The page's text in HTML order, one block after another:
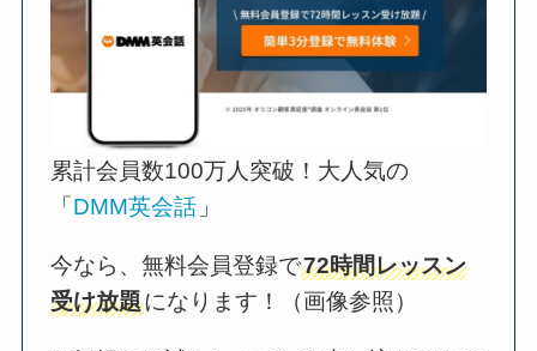
累計会員数100万人突破！大人気の
「 DMM英会話 」
今なら、無料会員登録で72時間レッスン
受け放題になります！（画像参照）